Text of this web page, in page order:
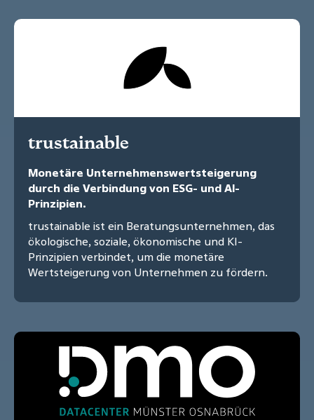
trustainable
Monetäre Unternehmenswertsteigerung
durch die Verbindung von ESG- und AI-
Prinzipien.
trustainable ist ein Beratungsunternehmen, das
ökologische, soziale, ökonomische und KI-
Prinzipien verbindet, um die monetäre
Wertsteigerung von Unternehmen zu fördern.